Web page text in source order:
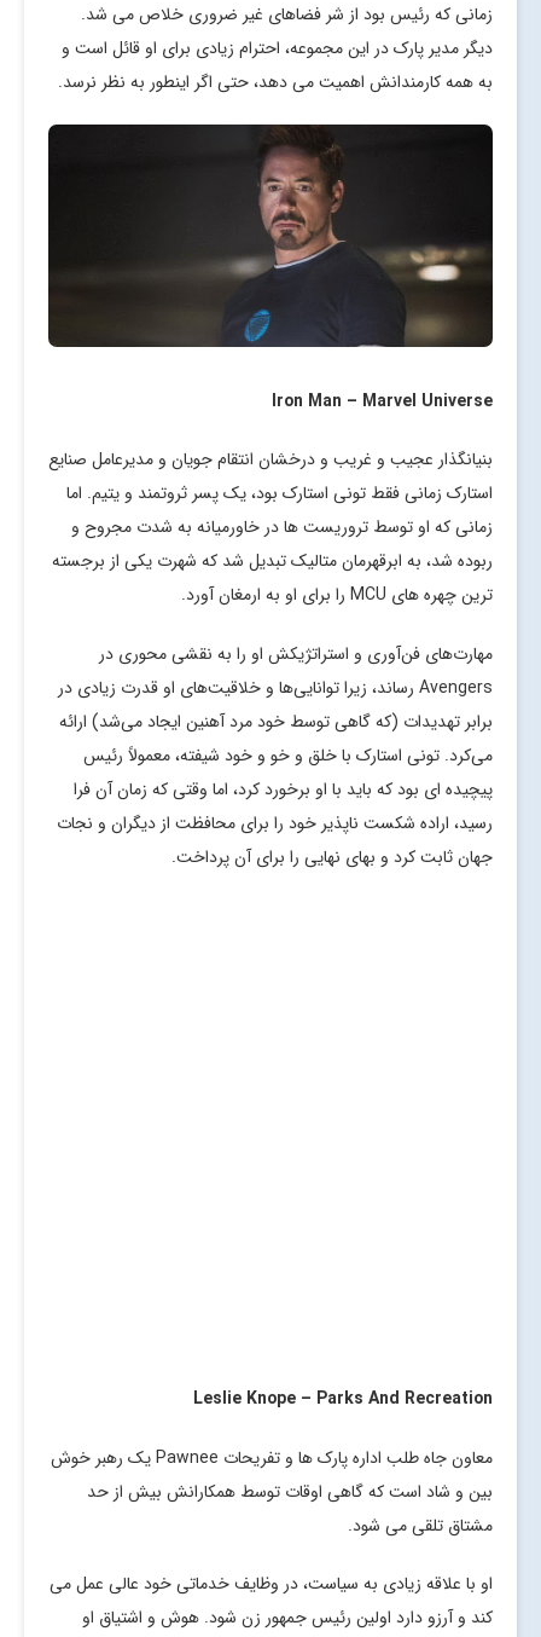
زمانی که رئیس بود از شر فضاهای غیر ضروری خلاص می شد.
دیگر مدیر پارک در این مجموعه، احترام زیادی برای او قائل است و
به همه کارمندانش اهمیت می دهد، حتی اگر اینطور به نظر نرسد.
Iron Man – Marvel Universe
بنیانگذار عجیب و غریب و درخشان انتقام جویان و مدیرعامل صنایع
استارک زمانی فقط تونی استارک بود، یک پسر ثروتمند و یتیم. اما
زمانی که او توسط تروریست ها در خاورمیانه به شدت مجروح و
ربوده شد، به ابرقهرمان متالیک تبدیل شد که شهرت یکی از برجسته
ترین چهره های MCU را برای او به ارمغان آورد.
مهارت‌های فن‌آوری و استراتژیکش او را به نقشی محوری در
Avengers رساند، زیرا توانایی‌ها و خلاقیت‌های او قدرت زیادی در
برابر تهدیدات (که گاهی توسط خود مرد آهنین ایجاد می‌شد) ارائه
می‌کرد. تونی استارک با خلق و خو و خود شیفته، معمولاً رئیس
پیچیده ای بود که باید با او برخورد کرد، اما وقتی که زمان آن فرا
رسید، اراده شکست ناپذیر خود را برای محافظت از دیگران و نجات
جهان ثابت کرد و بهای نهایی را برای آن پرداخت.
Leslie Knope – Parks And Recreation
معاون جاه طلب اداره پارک ها و تفریحات Pawnee یک رهبر خوش
بین و شاد است که گاهی اوقات توسط همکارانش بیش از حد
مشتاق تلقی می شود.
او با علاقه زیادی به سیاست، در وظایف خدماتی خود عالی عمل می
کند و آرزو دارد اولین رئیس جمهور زن شود. هوش و اشتیاق او